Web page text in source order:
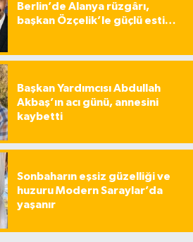
Berlin’de Alanya rüzgârı,
başkan Özçelik’le güçlü esti…
Başkan Yardımcısı Abdullah
Akbaş’ın acı günü, annesini
kaybetti
Sonbaharın eşsiz güzelliği ve
huzuru Modern Saraylar’da
yaşanır